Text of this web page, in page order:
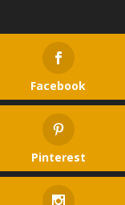
Facebook
Pinterest